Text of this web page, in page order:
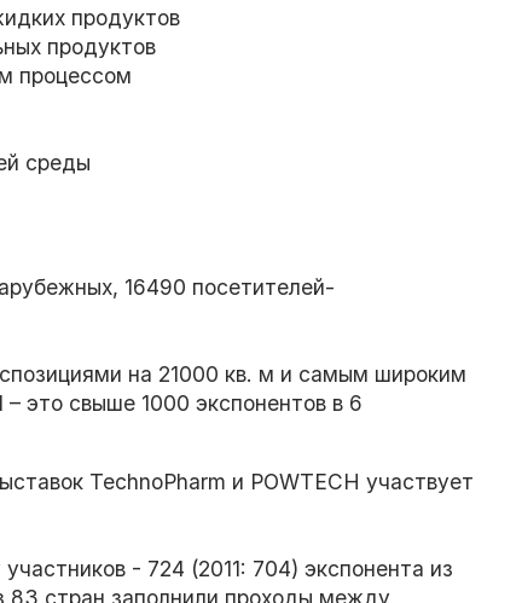
продуктов
продуктов
процессом
среды
16490 посетителей-
на 21000 кв. м и самым широким
это свыше 1000 экспонентов в 6
TechnoPharm и POWTECH участвует
- 724 (2011: 704) экспонента из
83 стран заполнили проходы между